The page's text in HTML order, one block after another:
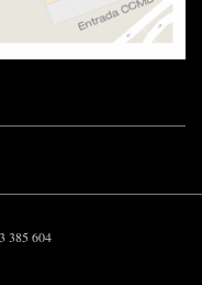
385 604